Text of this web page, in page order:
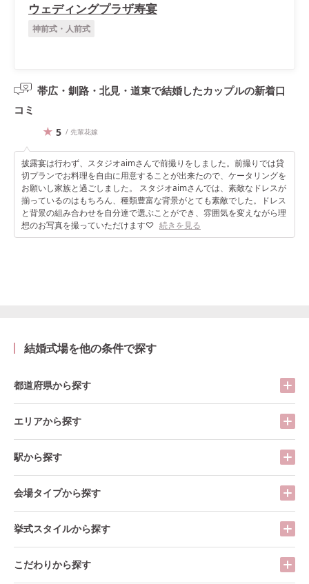
ウェディングプラザ寿宴
神前式・人前式
帯広・釧路・北見・道東で結婚したカップルの新着口
コミ
5 / 先輩花嫁
披露宴は行わず、スタジオaimさんで前撮りをしました。前撮りでは貸
切プランでお料理を自由に用意することが出来たので、ケータリングを
お願いし家族と過ごしました。 スタジオaimさんでは、素敵なドレスが
揃っているのはもちろん、種類豊富な背景がとても素敵でした。ドレス
と背景の組み合わせを自分達で選ぶことができ、雰囲気を変えながら理
想のお写真を撮っていただけます♡ 続きを見る
結婚式場を他の条件で探す
都道府県から探す
エリアから探す
駅から探す
会場タイプから探す
挙式スタイルから探す
こだわりから探す